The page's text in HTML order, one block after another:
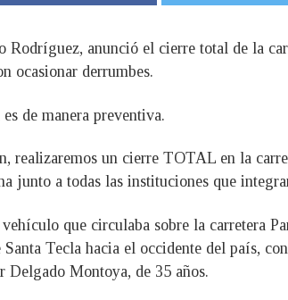
Rodríguez, anunció el cierre total de la
ocasionar derrumbes.
de manera preventiva.
realizaremos un cierre TOTAL en la
junto a todas las instituciones que
que circulaba sobre la carretera
Tecla hacia el occidente del país,
Delgado Montoya, de 35 años.